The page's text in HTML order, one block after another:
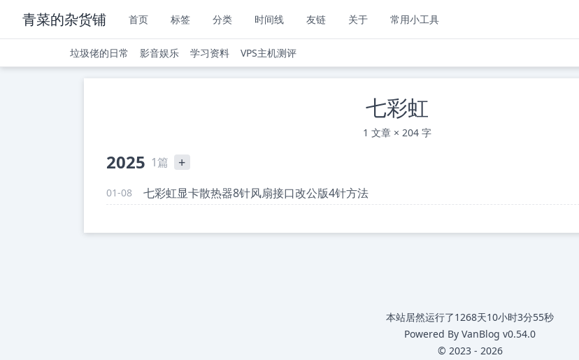
青菜的杂货铺 首页 标签 分类 时间线 友链 关于 常用小工具
垃圾佬的日常 影音娱乐 学习资料 VPS主机测评
七彩虹
1 文章 × 204 字
2025 1篇 +
01-08 七彩虹显卡散热器8针风扇接口改公版4针方法
本站居然运行了1268天10小时3分55秒
Powered By VanBlog v0.54.0
© 2023- 2026